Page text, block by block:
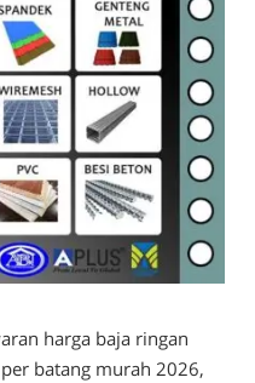
harga baja ringan
batang murah 2026,